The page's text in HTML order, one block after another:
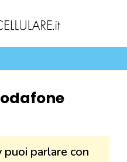
parlare con